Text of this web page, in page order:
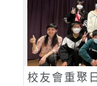
校友會重聚日